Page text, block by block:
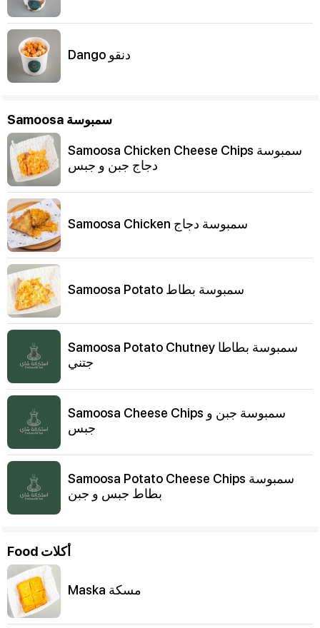
Dango دنقو
Samoosa سمبوسة
Samoosa Chicken Cheese Chips سمبوسة
دجاج جبن و جبس
Samoosa Chicken سمبوسة دجاج
Samoosa Potato سمبوسة بطاط
Samoosa Potato Chutney سمبوسة بطاطا
جتني
Samoosa Cheese Chips سمبوسة جبن و
جبس
Samoosa Potato Cheese Chips سمبوسة
بطاط جبس و جبن
Food أكلات
Maska مسكة